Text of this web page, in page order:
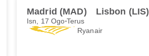
Madrid (MAD) Lisbon (LIS)
Isn, 17 Ogo Terus
Ryanair